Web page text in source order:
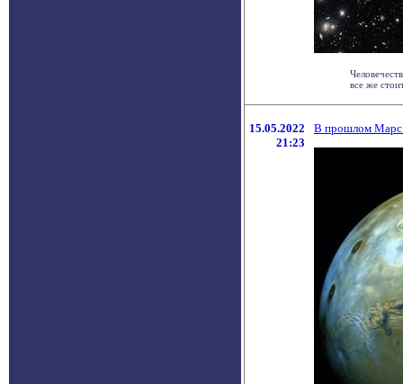
все же
15.05.2022
21:23
В прошлом Марс